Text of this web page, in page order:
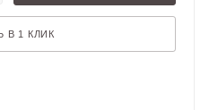
В 1 КЛИК